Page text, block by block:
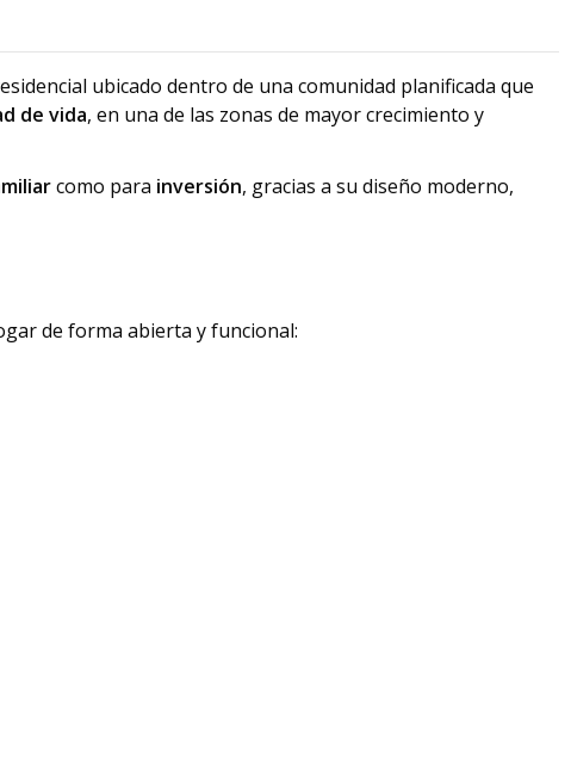
ubicado dentro de una comunidad planificada que
de vida, en una de las zonas de mayor crecimiento y
como para inversión, gracias a su diseño moderno,
de forma abierta y funcional: